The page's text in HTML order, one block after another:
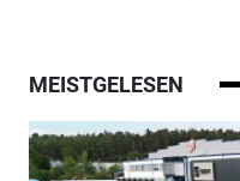
MEISTGELESEN